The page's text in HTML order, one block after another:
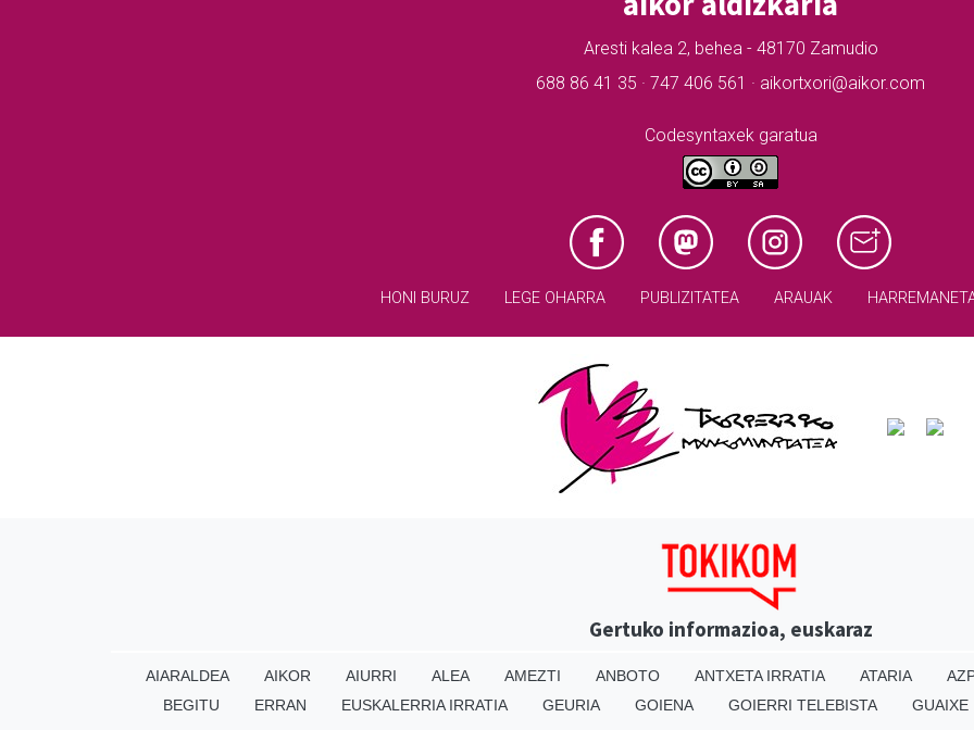
Aresti kalea 2, behea - 48170 Zamudio
688 86 41 35 · 747 406 561 · aikortxori@aikor.com
Codesyntaxek garatua
HONI BURUZ LEGE OHARRA PUBLIZITATEA ARAUAK
Gertuko informazioa, euskaraz
AIARALDEA AIKOR AIURRI ALEA AMEZTI ANBOTO ANTXETA IRRATIA ATARIA
BEGITU
ERRAN EUSKALERRIA IRRATIA GEURIA GOIENA GOIERRI TELEBISTA GUAIXE